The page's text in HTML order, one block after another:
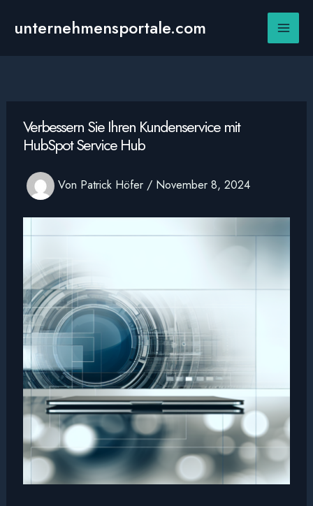
Inhaltunternehmensportale.com
Main
Verbessern Sie Ihren Kundenservice mit
HubSpot Service Hub
Von Patrick Höfer / November 8, 2024